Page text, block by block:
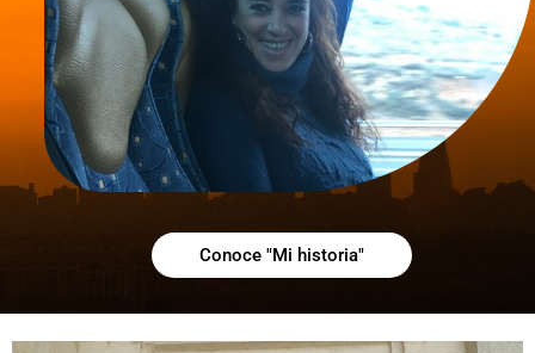
Conoce "Mi historia"